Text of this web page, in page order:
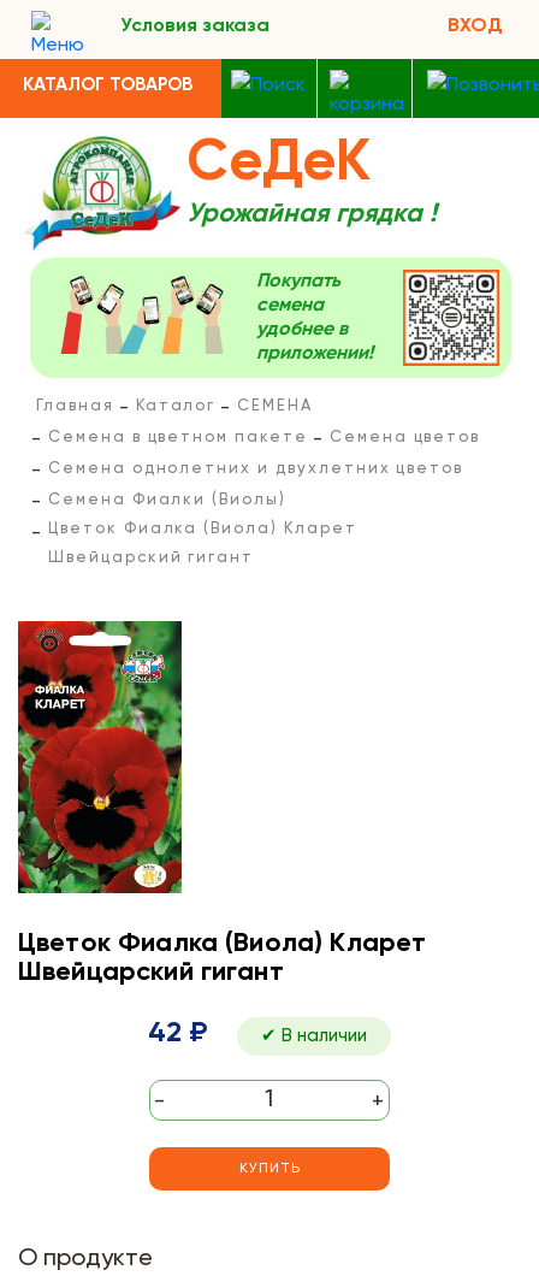
Условия заказа ВХОД
КАТАЛОГ ТОВАРОВ
СеДеК
Урожайная грядка !
Покупать
семена
удобнее в
приложении!
Главная Каталог
СЕМЕНА
Семена в цветном пакете
Семена цветов
Семена однолетних и двухлетних цветов
Семена Фиалки (Виолы)
Цветок Фиалка (Виола) Кларет
Швейцарский гигант
Цветок Фиалка (Виола) Кларет
Швейцарский гигант
42 ₽ ✔ В наличии
- +
КУПИТЬ
О продукте